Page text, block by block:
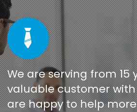
We are serving from 15
valuable customer
are happy to help more